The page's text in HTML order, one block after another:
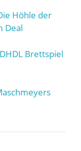
Höhle der
Deal
Brettspiel